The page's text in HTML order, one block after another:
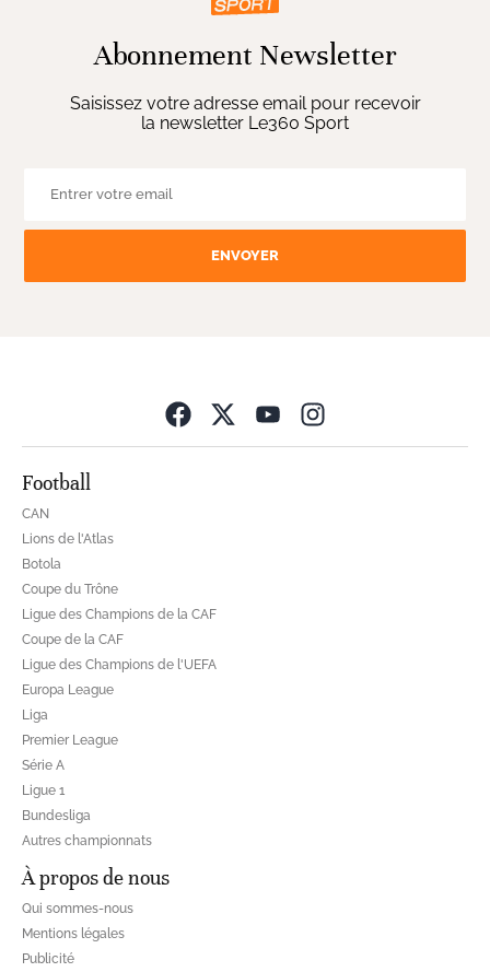
Abonnement Newsletter
Saisissez votre adresse email pour recevoir
la newsletter Le360 Sport
ENVOYER
Football
CAN
Lions de l'Atlas
Botola
Coupe du Trône
Ligue des Champions de la CAF
Coupe de la CAF
Ligue des Champions de l'UEFA
Europa League
Liga
Premier League
Série A
Ligue 1
Bundesliga
Autres championnats
À propos de nous
Qui sommes-nous
Mentions légales
Publicité